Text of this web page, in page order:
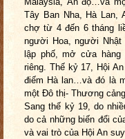
Tây Ban Nha, Hà Lan,
chợ từ 4 đến 6 tháng
người Hoa, người
lập phố, mở cửa
riêng. Thế kỷ 17, Hội An
điếm Hà lan…và đó là
một Đô thị- Thương
Sang thế kỷ 19, do
do cả những biến đổi
và vai trò của Hội An